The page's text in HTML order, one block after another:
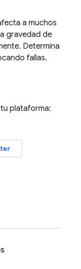
a muchos
gravedad de
Determina
fallas.
plataforma: